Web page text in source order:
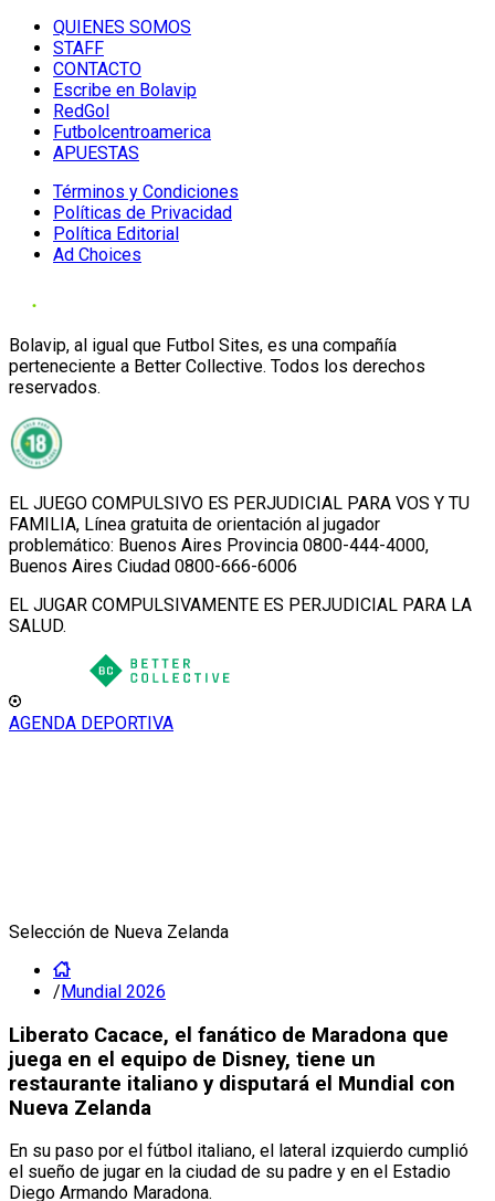
QUIENES SOMOS
STAFF
CONTACTO
Escribe en Bolavip
RedGol
Futbolcentroamerica
APUESTAS
Términos y Condiciones
Políticas de Privacidad
Política Editorial
Ad Choices
Bolavip, al igual que Futbol Sites, es una compañía
perteneciente a Better Collective. Todos los derechos
reservados.
EL JUEGO COMPULSIVO ES PERJUDICIAL PARA VOS Y TU
FAMILIA, Línea gratuita de orientación al jugador
problemático: Buenos Aires Provincia 0800-444-4000,
Buenos Aires Ciudad 0800-666-6006
EL JUGAR COMPULSIVAMENTE ES PERJUDICIAL PARA LA
SALUD.
AGENDA DEPORTIVA
Selección de Nueva Zelanda
/Mundial 2026
Liberato Cacace, el fanático de Maradona que
juega en el equipo de Disney, tiene un
restaurante italiano y disputará el Mundial con
Nueva Zelanda
En su paso por el fútbol italiano, el lateral izquierdo cumplió
el sueño de jugar en la ciudad de su padre y en el Estadio
Diego Armando Maradona.